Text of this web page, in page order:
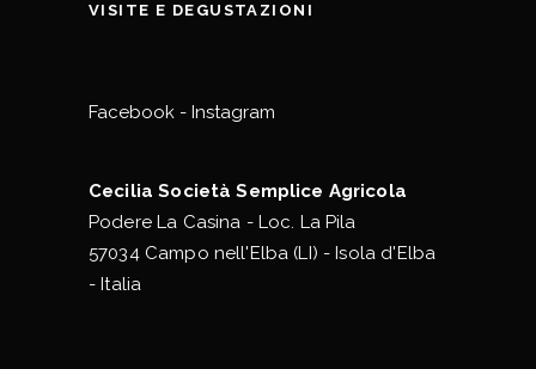
VISITE E DEGUSTAZIONI
Facebook - Instagram
Cecilia Società Semplice Agricola
Podere La Casina - Loc. La Pila
57034 Campo nell'Elba (LI) - Isola d'Elba
- Italia